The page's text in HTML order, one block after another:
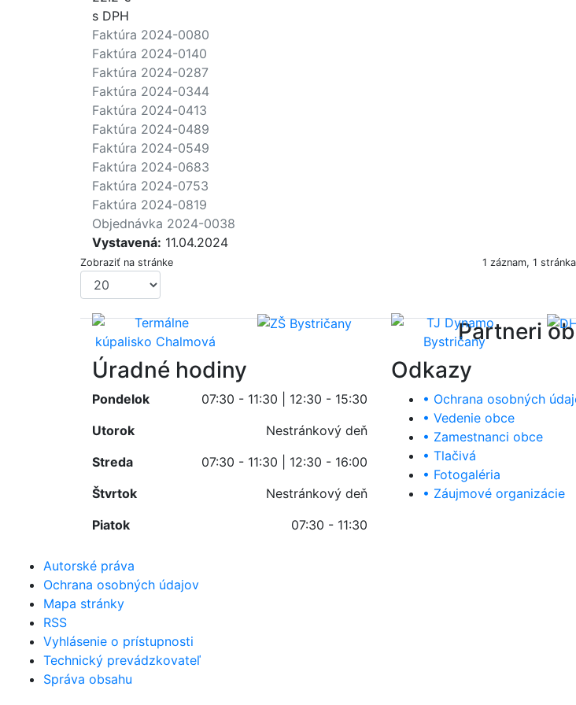
s DPH
Faktúra 2024-0080
Faktúra 2024-0140
Faktúra 2024-0287
Faktúra 2024-0344
Faktúra 2024-0413
Faktúra 2024-0489
Faktúra 2024-0549
Faktúra 2024-0683
Faktúra 2024-0753
Faktúra 2024-0819
Objednávka 2024-0038
Vystavená: 11.04.2024
1 záznam, 1 stránka
Zobraziť na stránke
Partneri
Úradné hodiny
Pondelok
07:30 - 11:30 | 12:30 - 15:30
Utorok
Nestránkový deň
Streda
07:30 - 11:30 | 12:30 - 16:00
Štvrtok
Nestránkový deň
Piatok
07:30 - 11:30
Odkazy
• Ochrana osobných
• Vedenie obce
• Zamestnanci obce
• Tlačivá
• Fotogaléria
• Záujmové organizácie
Autorské práva
Ochrana osobných údajov
Mapa stránky
RSS
Vyhlásenie o prístupnosti
Technický prevádzkovateľ
Správa obsahu